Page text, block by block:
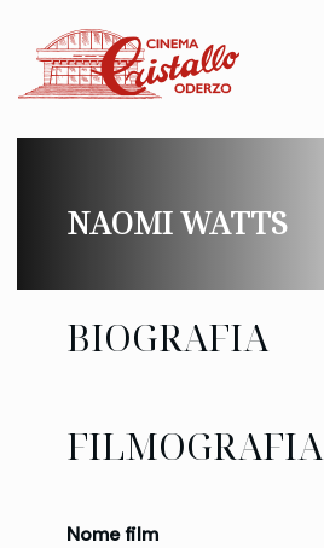
NAOMI WATTS
BIOGRAFIA
FILMOGRAFIA
Nome film